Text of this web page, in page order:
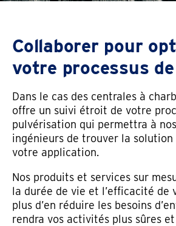
Collaborer pour
votre processus
Dans le cas des centrales à
offre un suivi étroit de votre
pulvérisation qui permettra à
ingénieurs de trouver la
votre application.
Nos produits et services sur
la durée de vie et l’efficacité de
plus d’en réduire les besoins
rendra vos activités plus sûres